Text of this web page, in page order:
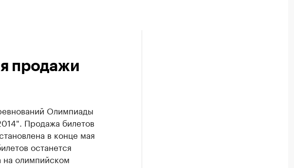
продажи
Олимпиады
Продажа билетов
в конце мая
останется
на олимпийском